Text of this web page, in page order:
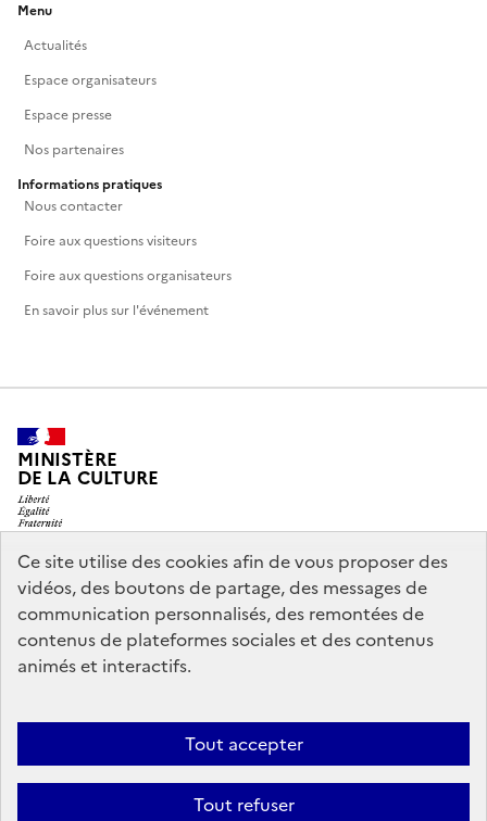
Ce site utilise des cookies afin de vous proposer des
vidéos, des boutons de partage, des messages de
communication personnalisés, des remontées de
contenus de plateformes sociales et des contenus
animés et interactifs.
Tout accepter
Tout refuser
Menu
Actualités
Espace organisateurs
Espace presse
Nos partenaires
Informations pratiques
Nous contacter
Foire aux questions visiteurs
Foire aux questions organisateurs
En savoir plus sur l'événement
MINISTÈRE
DE LA CULTURE
legifrance.gouv.fr
info.gouv.fr
service-public.gouv.fr
data.gouv.fr
Mentions légales
conforme
Politique d’utilisation des témoins de connexion